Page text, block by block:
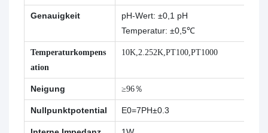
Genauigkeit
pH-Wert: ±0,1 pH
Temperatur: ±0,5℃
Temperaturkompens
ation
10K,2.252K,PT100,PT1000
Neigung ≥96％
Nullpunktpotential E0=7PH±0.3